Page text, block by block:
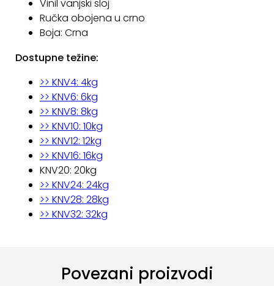
Vinil vanjski sloj
Ručka obojena u crno
Boja: Crna
Dostupne težine:
>> KNV4: 4kg
>> KNV6: 6kg
>> KNV8: 8kg
>> KNV10: 10kg
>> KNV12: 12kg
>> KNV16: 16kg
KNV20: 20kg
>> KNV24: 24kg
>> KNV28: 28kg
>> KNV32: 32kg
Povezani proizvodi